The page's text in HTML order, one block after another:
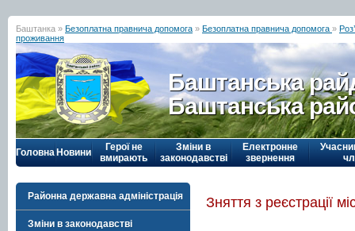
Баштанка » Безоплатна правнича допомога » Безоплатна правнича допомога »
проживання
Баштанська
Баштанська
Головна Новини
Герої не
вмирають
Зміни в
законодавстві
Електронне
звернення
Районна державна адміністрація
Зміни в законодавстві
Зняття з реєстрації